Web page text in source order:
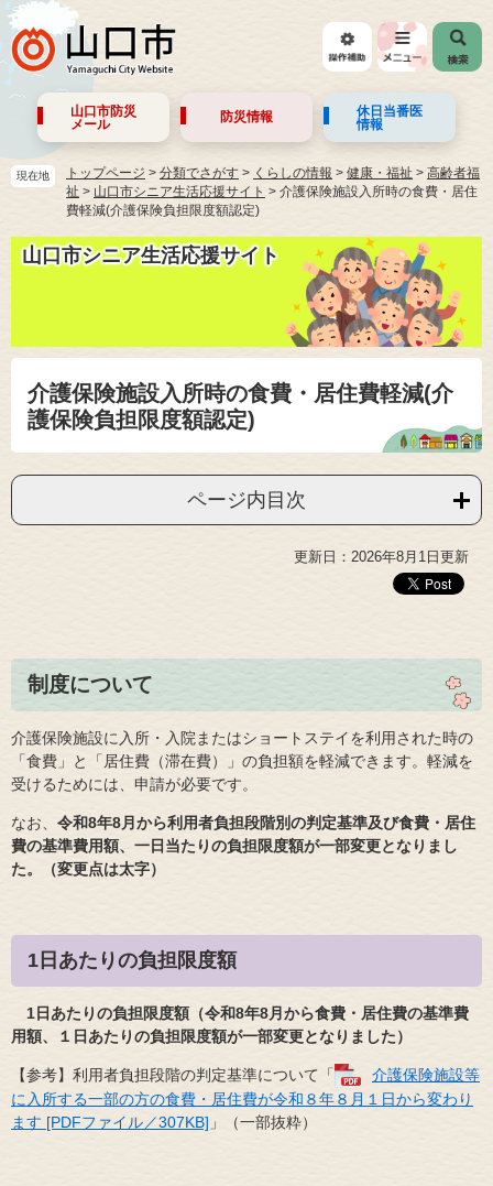
山口市防災
メール
防災情報
休日当番医
情報
現在地 トップページ > 分類でさがす > くらしの情報 > 健康・福祉 > 高齢者福
祉 > 山口市シニア生活応援サイト > 介護保険施設入所時の食費・居住
費軽減(介護保険負担限度額認定)
山口市シニア生活応援サイト
介護保険施設入所時の食費・居住費軽減(介
護保険負担限度額認定)
ページ内目次
更新日：2026年8月1日更新
制度について
介護保険施設に入所・入院またはショートステイを利用された時の
「食費」と「居住費（滞在費）」の負担額を軽減できます。軽減を
受けるためには、申請が必要です。
なお、 令和8年8月から利用者負担段階別の判定基準及び食費・居住
費の基準費用額、一日当たりの負担限度額が一部変更となりまし
た。（変更点は太字）
1日あたりの負担限度額
1日あたりの負担限度額（令和8年8月から食費・居住費の基準費
用額、１日あたりの負担限度額が一部変更となりました）
【参考】利用者負担段階の判定基準について「
介護保険施設等
に入所する一部の方の食費・居住費が令和８年８月１日から変わり
ます [PDFファイル／307KB] 」（一部抜粋）